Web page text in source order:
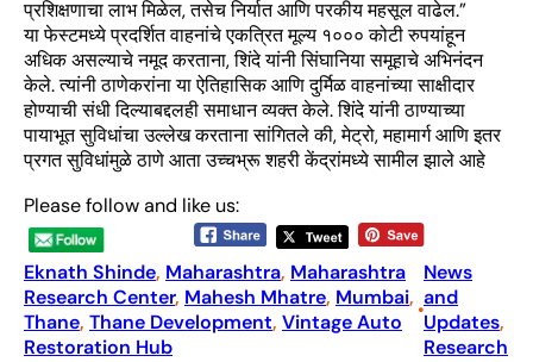
प्रशिक्षणाचा लाभ मिळेल, तसेच निर्यात आणि परकीय महसूल वाढेल.”
या फेस्टमध्ये प्रदर्शित वाहनांचे एकत्रित मूल्य १००० कोटी रुपयांहून
अधिक असल्याचे नमूद करताना, शिंदे यांनी सिंघानिया समूहाचे अभिनंदन
केले. त्यांनी ठाणेकरांना या ऐतिहासिक आणि दुर्मिळ वाहनांच्या साक्षीदार
होण्याची संधी दिल्याबद्दलही समाधान व्यक्त केले. शिंदे यांनी ठाण्याच्या
पायाभूत सुविधांचा उल्लेख करताना सांगितले की, मेट्रो, महामार्ग आणि इतर
प्रगत सुविधांमुळे ठाणे आता उच्चभ्रू शहरी केंद्रांमध्ये सामील झाले आहे
Please follow and like us:
Eknath Shinde, Maharashtra, Maharashtra
Research Center, Mahesh Mhatre, Mumbai
Thane, Thane Development, Vintage Auto
Restoration Hub
•
News
and
Updates
Research